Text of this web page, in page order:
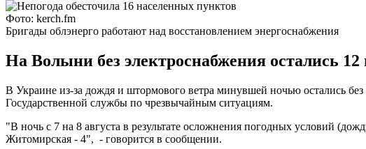
Фото: kerch.fm
Бригады облэнерго работают над восстановлением энергоснабжения
На Волыни без электроснабжения остались
В Украине из-за дождя и штормового ветра минувшей ночью остались без
Государственной службы по чрезвычайным ситуациям.
"В ночь с 7 на 8 августа в результате осложнения погодных условий
Житомирская - 4", - говорится в сообщении.